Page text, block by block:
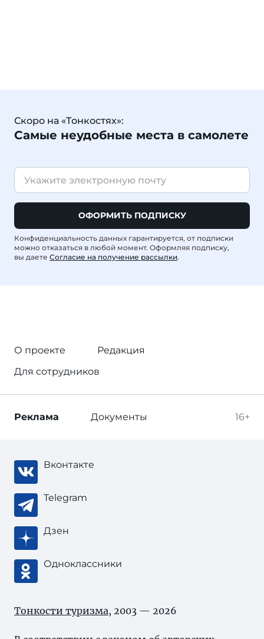
Скоро на «Тонкостях»:
Самые неудобные места в самолете
ОФОРМИТЬ ПОДПИСКУ
Конфиденциальность данных гарантируется, от подписки
можно отказаться в любой момент. Оформляя подписку,
вы даете Согласие на получение рассылки.
О проекте
Редакция
Для сотрудников
16+
Реклама Документы
Вконтакте
Telegram
Дзен
Одноклассники
Тонкости туризма, 2003 — 2026